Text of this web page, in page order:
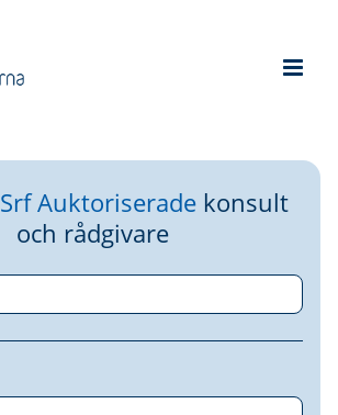
Srf Auktoriserade konsult
och rådgivare